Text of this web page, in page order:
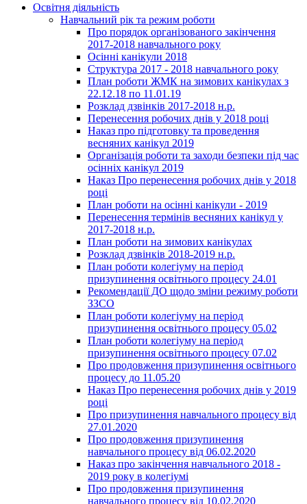
Освітня діяльність
Навчальний рік та режим роботи
Про порядок організованого закінчення
2017-2018 навчального року
Осінні канікули 2018
Структура 2017 - 2018 навчального року
План роботи ЖМК на зимових канікулах з
22.12.18 по 11.01.19
Розклад дзвінків 2017-2018 н.р.
Перенесення робочих днів у 2018 році
Наказ про підготовку та проведення
весняних канікул 2019
Організація роботи та заходи безпеки під час
осінніх канікул 2019
Наказ Про перенесення робочих днів у 2018
році
План роботи на осінні канікули - 2019
Перенесення термінів весняних канікул у
2017-2018 н.р.
План роботи на зимових канікулах
Розклад дзвінків 2018-2019 н.р.
План роботи колегіуму на період
призупинення освітнього процесу 24.01
Рекомендації ДО щодо зміни режиму роботи
ЗЗСО
План роботи колегіуму на період
призупинення освітнього процесу 05.02
План роботи колегіуму на період
призупинення освітнього процесу 07.02
Про продовження призупинення освітнього
процесу до 11.05.20
Наказ Про перенесення робочих днів у 2019
році
Про призупинення навчального процесу від
27.01.2020
Про продовження призупинення
навчального процесу від 06.02.2020
Наказ про закінчення навчального 2018 -
2019 року в колегіумі
Про продовження призупинення
навчального процесу від 10.02.2020